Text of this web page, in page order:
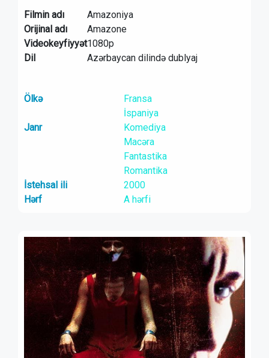
Filmin adı
Amazoniya
Orijinal adı
Amazone
Videokeyfiyyət1080p
Dil
Azərbaycan dilində dublyaj
Ölkə
Fransa
İspaniya
Janr
Komediya
Macəra
Fantastika
Romantika
İstehsal ili
2000
Hərf
A hərfi